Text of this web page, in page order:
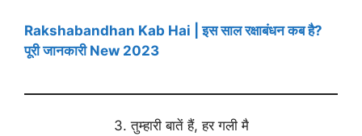
Rakshabandhan Kab Hai | इस साल रक्षाबंधन कब है?
पूरी जानकारी New 2023
3. तुम्हारी बातें हैं, हर गली मै